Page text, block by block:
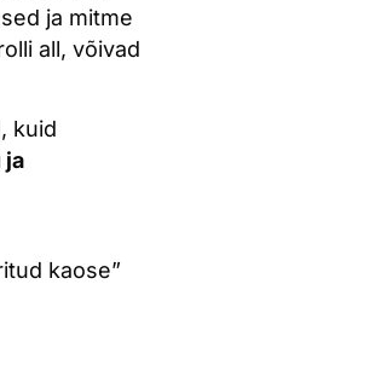
ja mitme
all, võivad
kuid
ja
kaose”